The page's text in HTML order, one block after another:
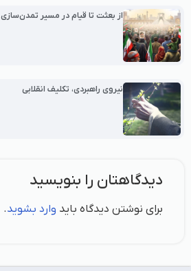
از بعثت تا قیام در مسیر تمدن‌سازی
نیروی راهبردی، تکلیف انقلابی
دیدگاهتان را بنویسید
برای نوشتن دیدگاه باید وارد بشوید.